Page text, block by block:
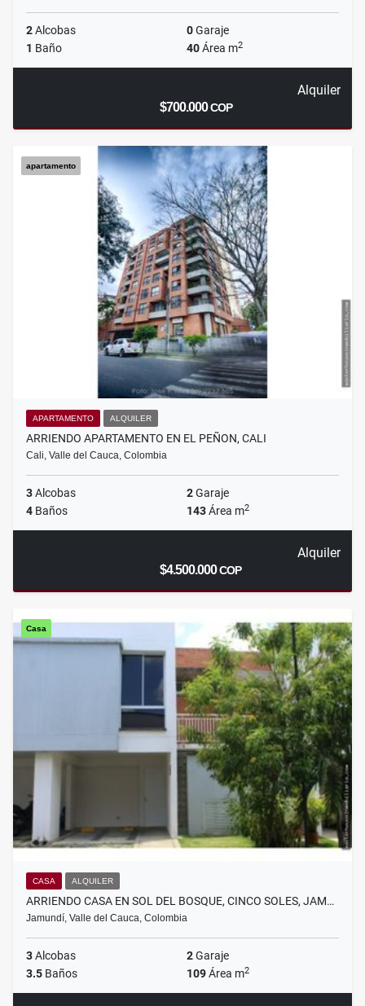
2Alcobas 0Garaje
1 Baño 40Área m2
Alquiler
$700.000COP
apartamento
APARTAMENTO ALQUILER
ARRIENDO APARTAMENTO EN EL PEÑON, CALI
Cali, Valle del Cauca, Colombia
3Alcobas 2Garaje
4 Baños 143Área m2
Alquiler
$4.500.000COP
Casa
CASA ALQUILER
ARRIENDO CASA EN SOL DEL BOSQUE, CINCO SOLES, JAM…
Jamundí, Valle del Cauca, Colombia
3Alcobas 2Garaje
3.5 Baños 109Área m2